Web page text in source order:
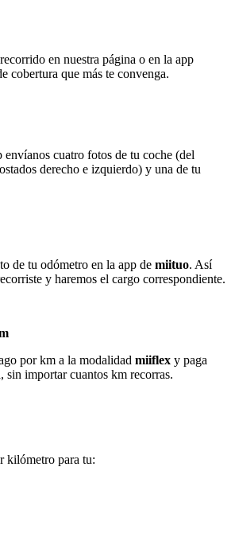
en nuestra página o en la app
cobertura que más te convenga.
envíanos cuatro fotos de tu coche (del
derecho e izquierdo) y una de tu
de tu odómetro en la app de miituo. Así
y haremos el cargo correspondiente.
por km a la modalidad miiflex y paga
sin importar cuantos km recorras.
kilómetro para tu: